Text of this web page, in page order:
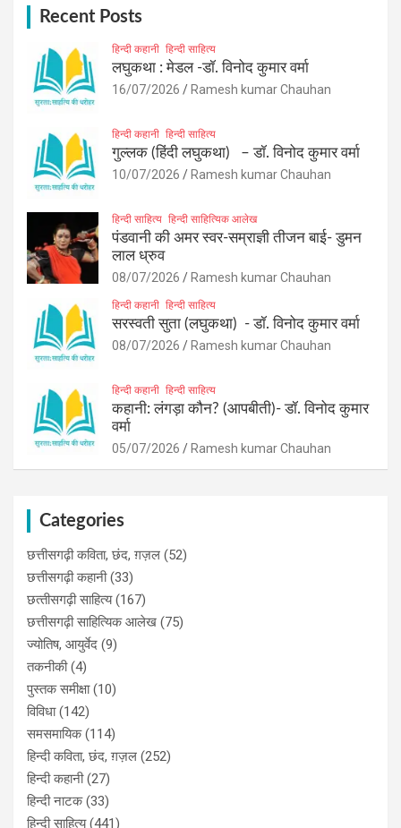
Recent Posts
हिन्दी कहानी हिन्दी साहित्य
लघुकथा : मेडल -डॉ. विनोद कुमार वर्मा
16/07/2026 Ramesh kumar Chauhan
हिन्दी कहानी हिन्दी साहित्य
गुल्लक (हिंदी लघुकथा) – डॉ. विनोद कुमार वर्मा
10/07/2026 Ramesh kumar Chauhan
हिन्दी साहित्य हिन्दी साहित्यिक आलेख
पंडवानी की अमर स्वर-सम्राज्ञी तीजन बाई- डुमन
लाल ध्रुव
08/07/2026 Ramesh kumar Chauhan
हिन्दी कहानी हिन्दी साहित्य
सरस्वती सुता (लघुकथा) ​- डॉ. विनोद कुमार वर्मा
08/07/2026 Ramesh kumar Chauhan
हिन्दी कहानी हिन्दी साहित्य
कहानी: लंगड़ा कौन? (आपबीती)​- डॉ. विनोद कुमार
वर्मा
05/07/2026 Ramesh kumar Chauhan
Categories
छत्तीसगढ़ी कविता, छंद, ग़ज़ल (52)
छत्तीसगढ़ी कहानी(33)
छत्‍तीसगढ़ी साहित्‍य(167)
छत्तीसगढ़ी साहित्यिक आलेख (75)
ज्योतिष, आयुर्वेद (9)
तकनीकी(4)
पुस्‍तक समीक्षा(10)
विविधा(142)
समसमायिक(114)
हिन्दी कविता, छंद, ग़ज़ल (252)
हिन्दी कहानी(27)
हिन्‍दी नाटक(33)
हिन्दी साहित्य(441)